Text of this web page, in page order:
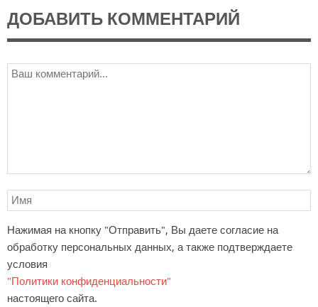
ДОБАВИТЬ КОММЕНТАРИЙ
Нажимая на кнопку "Отправить", Вы даете согласие на
обработку персональных данных, а также подтверждаете
условия
"Политики конфиденциальности"
настоящего сайта.